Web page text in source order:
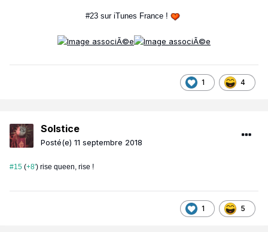
#23 sur iTunes France !
1 4
Solstice
Posté(e) 11 septembre 2018
#15 (+8') rise queen, rise !
1 5